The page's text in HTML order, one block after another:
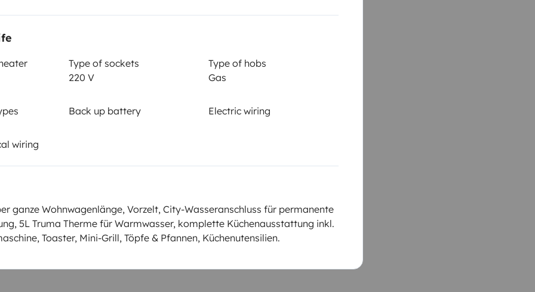
Type of sockets
220 V
Type of hobs
Gas
Back up battery Electric wiring
wiring
ganze Wohnwagenlänge, Vorzelt, City-Wasseranschluss für permanente
5L Truma Therme für Warmwasser, komplette Küchenausstattung inkl.
Toaster, Mini-Grill, Töpfe & Pfannen, Küchenutensilien.
owner,
Amount